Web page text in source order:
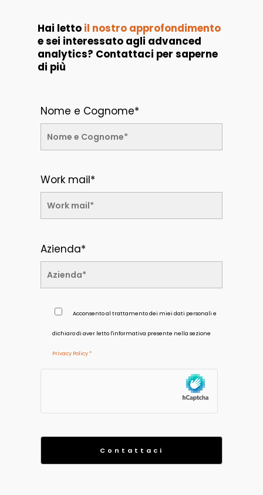
Hai letto il nostro approfondimento
e sei interessato agli advanced
analytics? Contattaci per saperne
di più
Nome e Cognome*
Work mail*
Azienda*
Acconsento al trattamento dei miei dati personali e
dichiaro di aver letto l'informativa presente nella sezione
Privacy Policy *